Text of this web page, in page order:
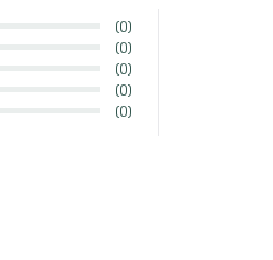
(0)
(0)
(0)
(0)
(0)